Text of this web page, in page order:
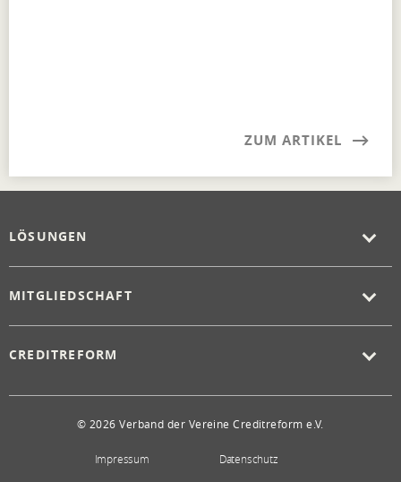
ZUM ARTIKEL
LÖSUNGEN
MITGLIEDSCHAFT
CREDITREFORM
© 2026 Verband der Vereine Creditreform e.V.
Impressum
Datenschutz